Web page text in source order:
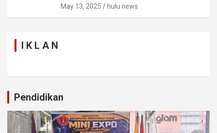
May 13, 2025 hulu news
I K L A N
Pendidikan